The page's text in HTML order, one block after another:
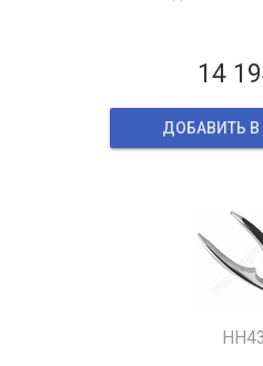
14
ДОБАВИТЬ